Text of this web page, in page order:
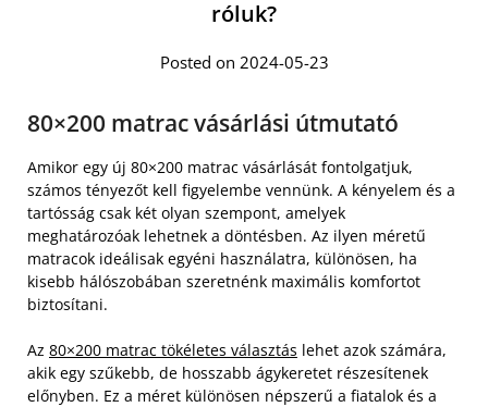
róluk?
Posted on 2024-05-23
80×200 matrac vásárlási útmutató
Amikor egy új 80×200 matrac vásárlását fontolgatjuk,
számos tényezőt kell figyelembe vennünk. A kényelem és a
tartósság csak két olyan szempont, amelyek
meghatározóak lehetnek a döntésben. Az ilyen méretű
matracok ideálisak egyéni használatra, különösen, ha
kisebb hálószobában szeretnénk maximális komfortot
biztosítani.
Az 80×200 matrac tökéletes választás lehet azok számára,
akik egy szűkebb, de hosszabb ágykeretet részesítenek
előnyben. Ez a méret különösen népszerű a fiatalok és a